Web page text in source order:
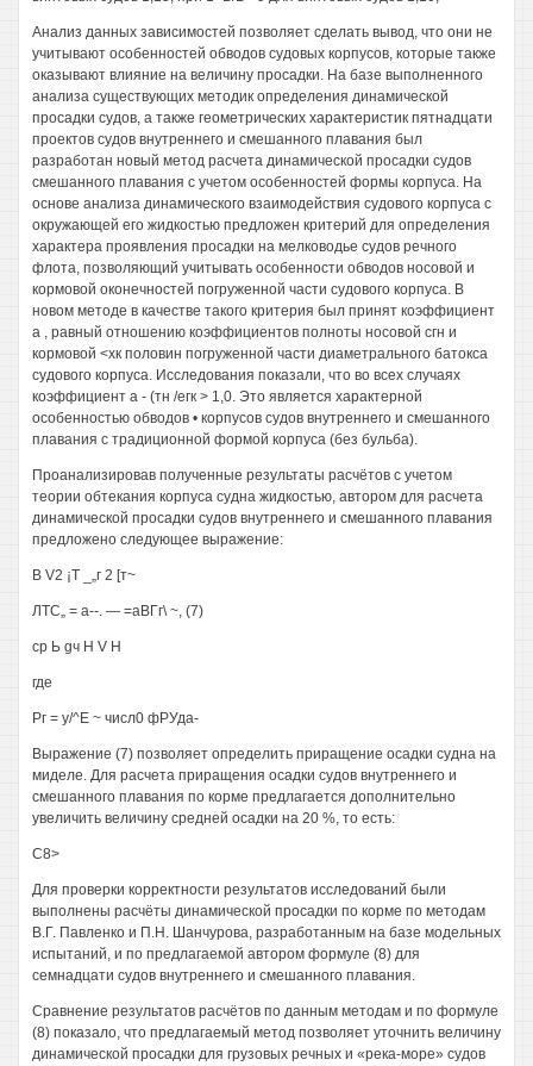
Анализ данных зависимостей позволяет сделать вывод, что они не
учитывают особенностей обводов судовых корпусов, которые также
оказывают влияние на величину просадки. На базе выполненного
анализа существующих методик определения динамической
просадки судов, а также геометрических характеристик пятнадцати
проектов судов внутреннего и смешанного плавания был
разработан новый метод расчета динамической просадки судов
смешанного плавания с учетом особенностей формы корпуса. На
основе анализа динамического взаимодействия судового корпуса с
окружающей его жидкостью предложен критерий для определения
характера проявления просадки на мелководье судов речного
флота, позволяющий учитывать особенности обводов носовой и
кормовой оконечностей погруженной части судового корпуса. В
новом методе в качестве такого критерия был принят коэффициент
а , равный отношению коэффициентов полноты носовой сгн и
кормовой <хк половин погруженной части диаметрального батокса
судового корпуса. Исследования показали, что во всех случаях
коэффициент а - (тн /егк > 1,0. Это является характерной
особенностью обводов • корпусов судов внутреннего и смешанного
плавания с традиционной формой корпуса (без бульба).
Проанализировав полученные результаты расчётов с учетом
теории обтекания корпуса судна жидкостью, автором для расчета
динамической просадки судов внутреннего и смешанного плавания
предложено следующее выражение:
В V2 ¡Т _„г 2 [т~
ЛТС„ = а--. — =аВГг\ ~, (7)
ср Ь gч Н V Н
где
Рг = у/^Е ~ числ0 фРУда-
Выражение (7) позволяет определить приращение осадки судна на
миделе. Для расчета приращения осадки судов внутреннего и
смешанного плавания по корме предлагается дополнительно
увеличить величину средней осадки на 20 %, то есть:
С8>
Для проверки корректности результатов исследований были
выполнены расчёты динамической просадки по корме по методам
В.Г. Павленко и П.Н. Шанчурова, разработанным на базе модельных
испытаний, и по предлагаемой автором формуле (8) для
семнадцати судов внутреннего и смешанного плавания.
Сравнение результатов расчётов по данным методам и по формуле
(8) показало, что предлагаемый метод позволяет уточнить величину
динамической просадки для грузовых речных и «река-море» судов